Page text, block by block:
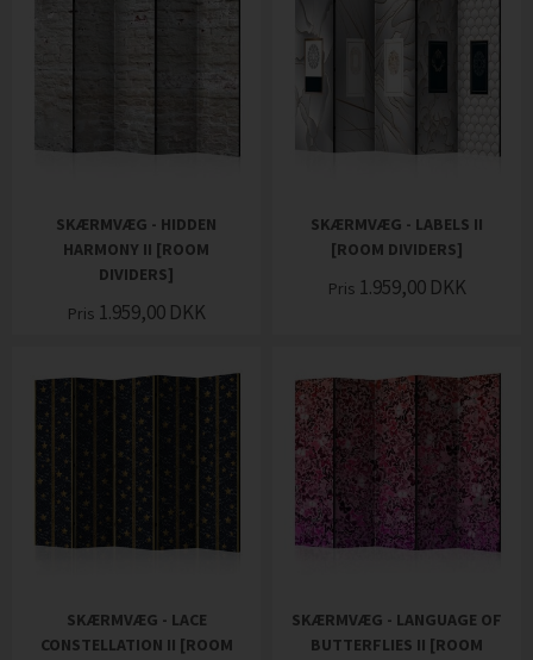
SKÆRMVÆG - HIDDEN
HARMONY II [ROOM
DIVIDERS]
Pris 1.959,00 DKK
SKÆRMVÆG - LABELS II
[ROOM DIVIDERS]
Pris 1.959,00 DKK
SKÆRMVÆG - LACE
CONSTELLATION II [ROOM
SKÆRMVÆG - LANGUAGE OF
BUTTERFLIES II [ROOM